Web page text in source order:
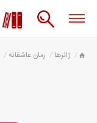
ژانرها رمان عاشقانه